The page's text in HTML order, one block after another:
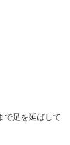
で足を延ばして